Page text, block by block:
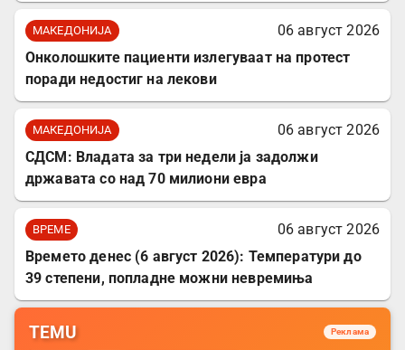
МАКЕДОНИЈА
06 август 2026
Онколошките пациенти излегуваат на протест
поради недостиг на лекови
МАКЕДОНИЈА
06 август 2026
СДСМ: Владата за три недели ја задолжи
државата со над 70 милиони евра
ВРЕМЕ
06 август 2026
Времето денес (6 август 2026): Температури до
39 степени, попладне можни невремиња
TEMU Реклама